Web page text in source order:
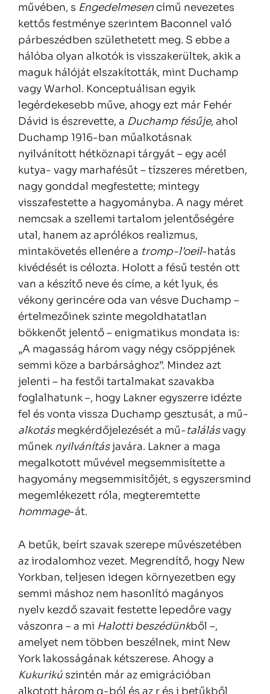
művében, s Engedelmesen című nevezetes
kettős festménye szerintem Baconnel való
párbeszédben születhetett meg. S ebbe a
hálóba olyan alkotók is visszakerültek, akik a
maguk hálóját elszakították, mint Duchamp
vagy Warhol. Konceptuálisan egyik
legérdekesebb műve, ahogy ezt már Fehér
Dávid is észrevette, a Duchamp fésűje, ahol
Duchamp 1916-ban műalkotásnak
nyilvánított hétköznapi tárgyát – egy acél
kutya- vagy marhafésűt – tízszeres méretben,
nagy gonddal megfestette; mintegy
visszafestette a hagyományba. A nagy méret
nemcsak a szellemi tartalom jelentőségére
utal, hanem az aprólékos realizmus,
mintakövetés ellenére a tromp-l’oeil-hatás
kivédését is célozta. Holott a fésű testén ott
van a készítő neve és címe, a két lyuk, és
vékony gerincére oda van vésve Duchamp –
értelmezőinek szinte megoldhatatlan
bökkenőt jelentő – enigmatikus mondata is:
„A magasság három vagy négy csöppjének
semmi köze a barbársághoz”. Mindez azt
jelenti – ha festői tartalmakat szavakba
foglalhatunk –, hogy Lakner egyszerre idézte
fel és vonta vissza Duchamp gesztusát, a mű-
alkotásmegkérdőjelezését a mű-találásvagy
műnek nyilvánításjavára. Lakner a maga
megalkotott művével megsemmisítette a
hagyomány megsemmisítőjét, s egyszersmind
megemlékezett róla, megteremtette
hommage-át.
A betűk, beírt szavak szerepe művészetében
az irodalomhoz vezet. Megrendítő, hogy New
Yorkban, teljesen idegen környezetben egy
semmi máshoz nem hasonlító magányos
nyelv kezdő szavait festette lepedőre vagy
vászonra – a mi Halotti beszédünkből –,
amelyet nem többen beszélnek, mint New
York lakosságának kétszerese. Ahogy a
Kukurikú szintén már az emigrációban
alkotott három q-ból és az r és i betűkből